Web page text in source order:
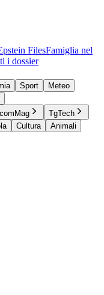
FilesFamiglia nel
i dossier
Sport
Meteo
TgTech
Cultura
Animali